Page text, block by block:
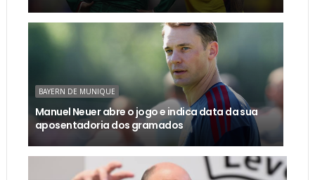
BAYERN DE MUNIQUE
Manuel Neuer abre o jogo e indica data da sua
aposentadoria dos gramados